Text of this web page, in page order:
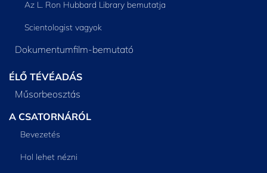
Az L. Ron Hubbard Library bemutatja
Scientologist vagyok
Dokumentumfilm-bemutató
ÉLŐ TÉVÉADÁS
Műsorbeosztás
A CSATORNÁRÓL
Bevezetés
Hol lehet nézni